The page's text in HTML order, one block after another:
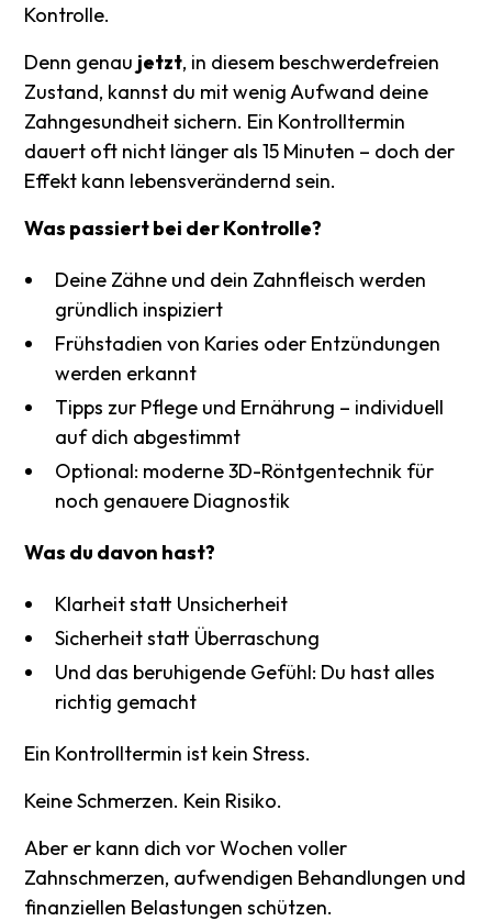
Kontrolle.
Denn genau jetzt, in diesem beschwerdefreien
Zustand, kannst du mit wenig Aufwand deine
Zahngesundheit sichern. Ein Kontrolltermin
dauert oft nicht länger als 15 Minuten – doch der
Effekt kann lebensverändernd sein.
Was passiert bei der Kontrolle?
Deine Zähne und dein Zahnfleisch werden
gründlich inspiziert
Frühstadien von Karies oder Entzündungen
werden erkannt
Tipps zur Pflege und Ernährung – individuell
auf dich abgestimmt
Optional: moderne 3D-Röntgentechnik für
noch genauere Diagnostik
Was du davon hast?
Klarheit statt Unsicherheit
Sicherheit statt Überraschung
Und das beruhigende Gefühl: Du hast alles
richtig gemacht
Ein Kontrolltermin ist kein Stress.
Keine Schmerzen. Kein Risiko.
Aber er kann dich vor Wochen voller
Zahnschmerzen, aufwendigen Behandlungen und
finanziellen Belastungen schützen.